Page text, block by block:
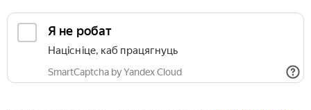
Я не робат
Націсніце, каб працягнуць
SmartCaptcha by Yandex Cloud